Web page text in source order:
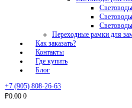
Переходные рамки для
Как заказать?
Контакты
Где купить
Блог
+7 (905) 808-26-63
₽0.00 0